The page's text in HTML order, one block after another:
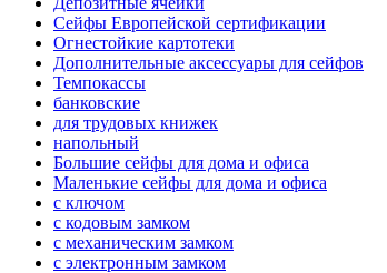
Сейфы Европейской сертификации
Огнестойкие картотеки
Дополнительные аксессуары для сейфов
Темпокассы
банковские
для трудовых книжек
напольный
Большие сейфы для дома и офиса
Маленькие сейфы для дома и офиса
с ключом
с кодовым замком
с механическим замком
с электронным замком